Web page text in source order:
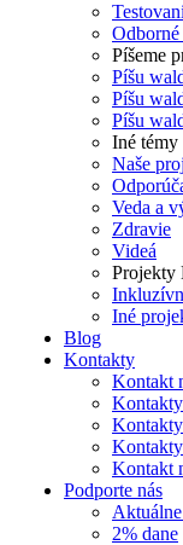
Píšeme
Píšu
Píšu
Píšu
Iné témy
Naše
Veda a
Zdravie
Videá
Projekty
Iné
Blog
Kontakty
Kontakt
Kontakt
Podporte nás
2% dane